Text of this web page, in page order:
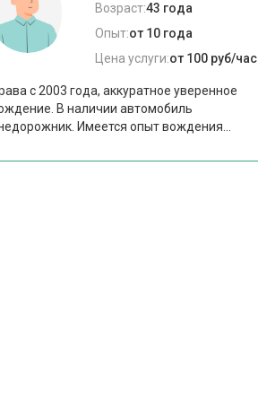
Возраст:43 года
Опыт:от 10 года
Цена услуги:от 100 руб/час
с 2003 года, аккуратное уверенное
В наличии автомобиль
Имеется опыт вождения...